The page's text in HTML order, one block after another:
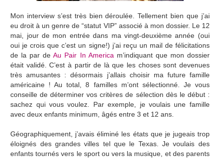
Mon interview s’est très bien déroulée. Tellement bien que j’ai
eu droit à un genre de “statut VIP” associé à mon dossier. Le 12
mai, jour de mon entrée dans ma vingt-deuxième année (oui
oui je crois que c’est un signe!) j’ai reçu un mail de félicitations
de la par deAu Pair In America m’indiquant que mon dossier
était validé. C’est à partir de là que les choses sont devenues
très amusantes : désormais j’allais choisir ma future famille
américaine ! Au total, 8 familles m’ont sélectionné. Je vous
conseille de déterminer vos critères de sélection dès le début :
sachez qui vous voulez. Par exemple, je voulais une famille
avec deux enfants minimum, âgés entre 3 et 12 ans.
Géographiquement, j’avais éliminé les états que je jugeais trop
éloignés des grandes villes tel que le Texas. Je voulais des
enfants tournés vers le sport ou vers la musique, et des parents